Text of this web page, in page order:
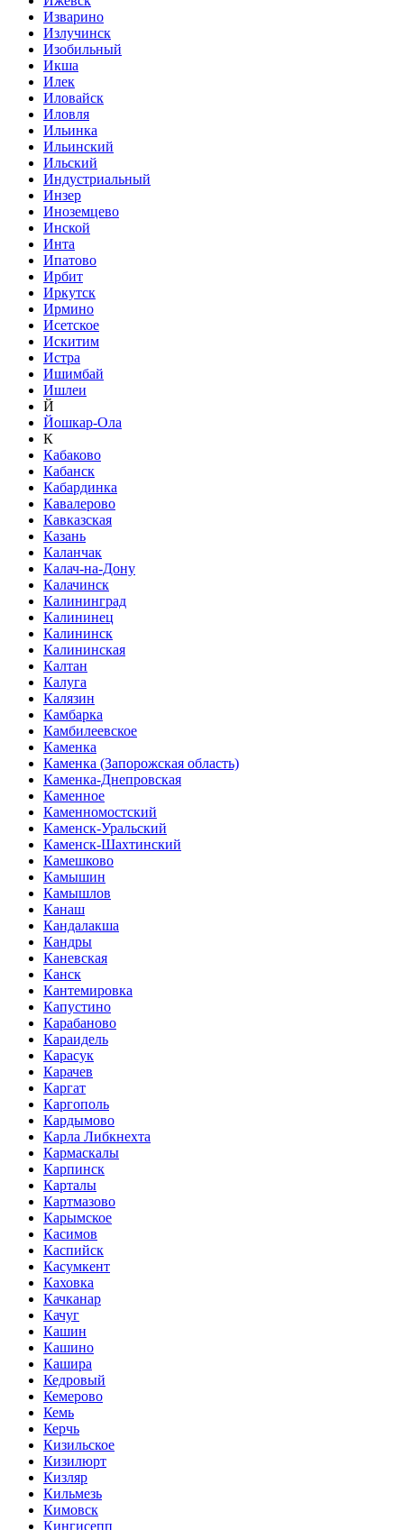
Изварино
Излучинск
Изобильный
Икша
Илек
Иловайск
Иловля
Ильинка
Ильинский
Ильский
Индустриальный
Инзер
Иноземцево
Инской
Инта
Ипатово
Ирбит
Иркутск
Ирмино
Исетское
Искитим
Истра
Ишимбай
Ишлеи
Й
Йошкар-Ола
К
Кабаково
Кабанск
Кабардинка
Кавалерово
Кавказская
Казань
Каланчак
Калач-на-Дону
Калачинск
Калининград
Калининец
Калининск
Калининская
Калтан
Калуга
Калязин
Камбарка
Камбилеевское
Каменка
Каменка (Запорожская область)
Каменка-Днепровская
Каменное
Каменномостский
Каменск-Уральский
Каменск-Шахтинский
Камешково
Камышин
Камышлов
Канаш
Кандалакша
Кандры
Каневская
Канск
Кантемировка
Капустино
Карабаново
Караидель
Карасук
Карачев
Каргат
Каргополь
Кардымово
Карла Либкнехта
Кармаскалы
Карпинск
Карталы
Картмазово
Карымское
Касимов
Каспийск
Касумкент
Каховка
Качканар
Качуг
Кашин
Кашино
Кашира
Кедровый
Кемерово
Кемь
Керчь
Кизильское
Кизилюрт
Кизляр
Кильмезь
Кимовск
Кингисепп